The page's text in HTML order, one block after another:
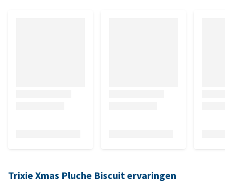
Trixie Xmas Pluche Biscuit ervaringen